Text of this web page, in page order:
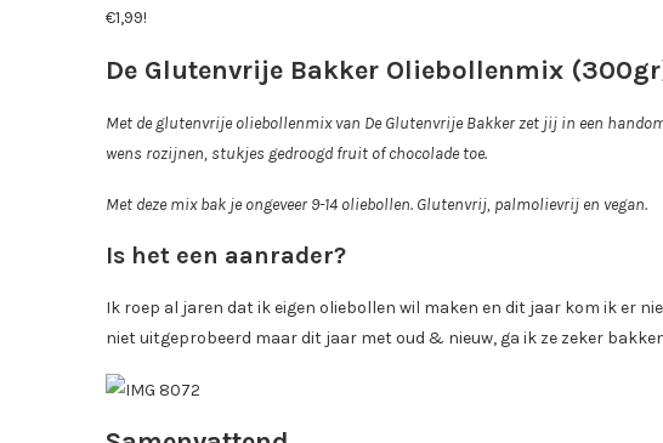
€1,99!
De Glutenvrije Bakker Oliebollenmix
Met de glutenvrije oliebollenmix van De Glutenvrije Bakker zet jij in een
wens rozijnen, stukjes gedroogd fruit of chocolade toe.
Met deze mix bak je ongeveer 9-14 oliebollen. Glutenvrij, palmolievrij en vegan.
Is het een aanrader?
Ik roep al jaren dat ik eigen oliebollen wil maken en dit jaar kom ik er
niet uitgeprobeerd maar dit jaar met oud & nieuw, ga ik ze zeker